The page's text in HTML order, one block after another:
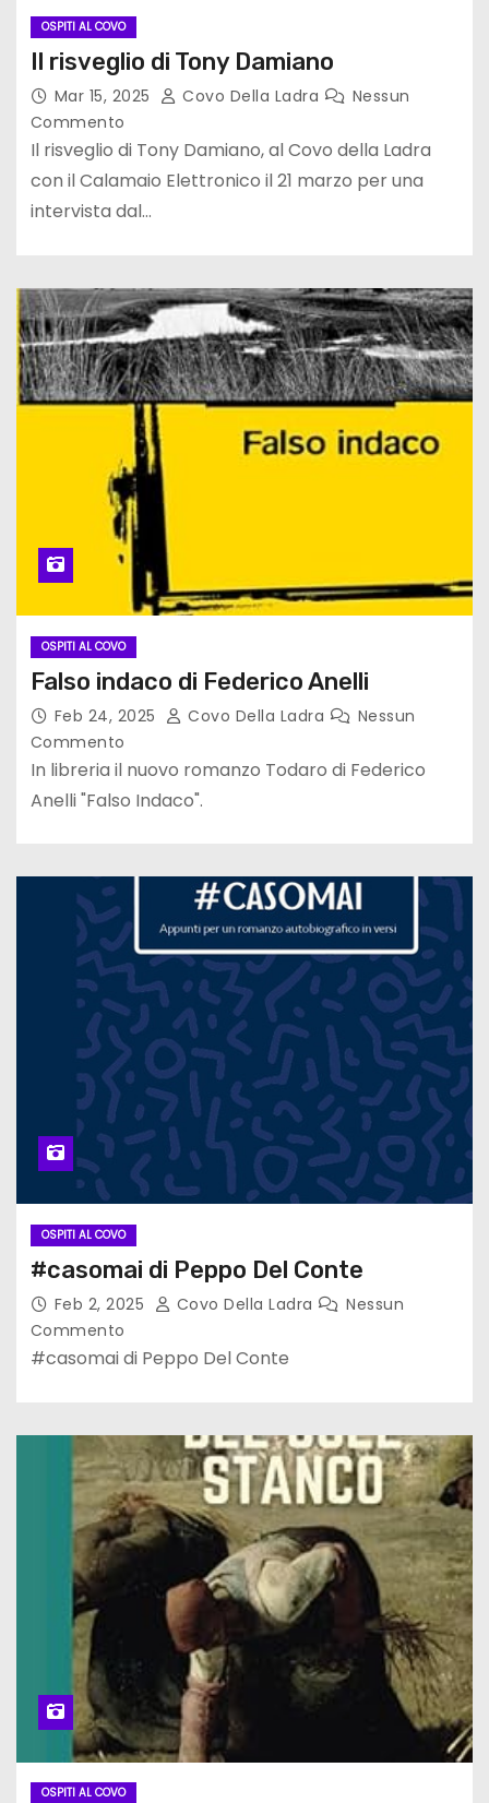
OSPITI AL COVO
Il risveglio di Tony Damiano
Mar 15, 2025 Covo Della Ladra
Nessun
Commento
Il risveglio di Tony Damiano, al Covo della Ladra
con il Calamaio Elettronico il 21 marzo per una
intervista dal…
OSPITI AL COVO
Falso indaco di Federico Anelli
Feb 24, 2025 Covo Della Ladra
Nessun
Commento
In libreria il nuovo romanzo Todaro di Federico
Anelli "Falso Indaco".
OSPITI AL COVO
#casomai di Peppo Del Conte
Feb 2, 2025 Covo Della Ladra
Nessun
Commento
#casomai di Peppo Del Conte
OSPITI AL COVO